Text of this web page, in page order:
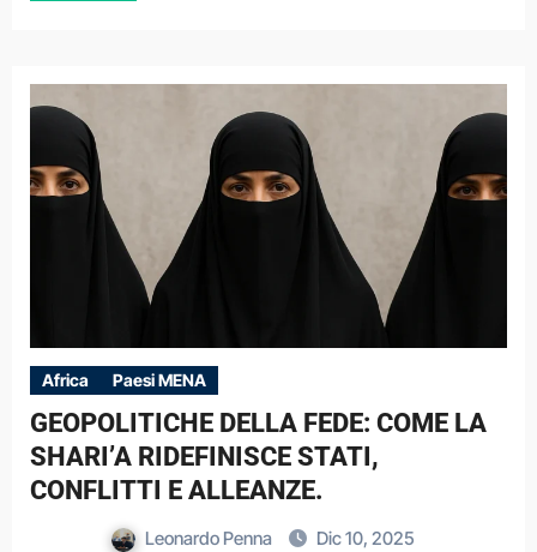
Africa Paesi MENA
GEOPOLITICHE DELLA FEDE: COME LA
SHARI’A RIDEFINISCE STATI,
CONFLITTI E ALLEANZE.
Leonardo Penna Dic 10, 2025